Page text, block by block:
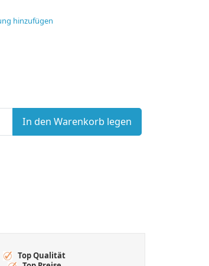
hinzufügen
In den Warenkorb legen
Top Qualität